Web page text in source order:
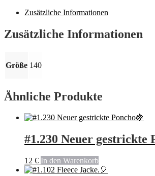
shirt
Hugo
Boss
Zusätzliche Informationen
Zusätzliche Informationen
Größe 140
Ähnliche Produkte
#1.230 Neuer gestrickte
12 € In den Warenkorb